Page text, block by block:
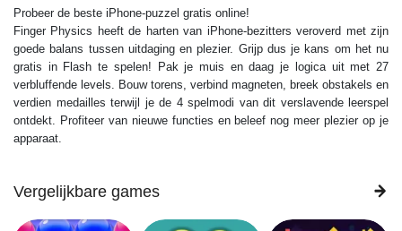
Probeer de beste iPhone-puzzel gratis online!
Finger Physics heeft de harten van iPhone-bezitters veroverd met zijn
goede balans tussen uitdaging en plezier. Grijp dus je kans om het nu
gratis in Flash te spelen! Pak je muis en daag je logica uit met 27
verbluffende levels. Bouw torens, verbind magneten, breek obstakels en
verdien medailles terwijl je de 4 spelmodi van dit verslavende leerspel
ontdekt. ​​Profiteer van nieuwe functies en beleef nog meer plezier op je
apparaat.
Vergelijkbare games